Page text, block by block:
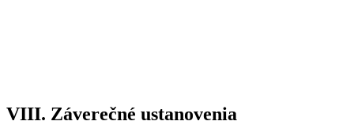
VIII. Záverečné ustanovenia